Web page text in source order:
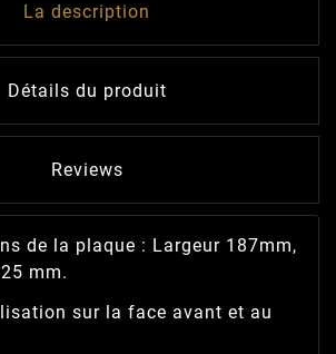
La description
Détails du produit
Reviews
de la plaque : Largeur 187mm,
mm.
sur la face avant et au